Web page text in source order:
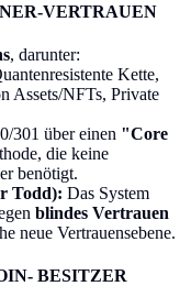
VERTRAUEN
, darunter:
Kette,
Assets/NFTs, Private
301 über einen "Core
die keine
benötigt.
Todd): Das System
blindes Vertrauen
neue Vertrauensebene.
BESITZER